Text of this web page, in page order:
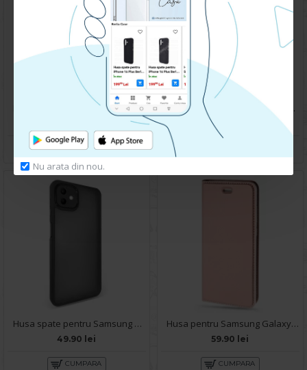
Nu arata din nou.
Husa spate pentru Samsung Galaxy A04E - Deli Case Roz
CUMPARA
Husa spate pentru Samsung Galaxy A04E - Catwalk Case Mov
49.90 lei
Husa spate pentru Samsung Galaxy A04E - Catwalk Case Negru
49.90 lei
CUMPARA
Husa pentru Samsung Galaxy A04e - Carte X-Power Rose
59.90 lei
CUMPARA